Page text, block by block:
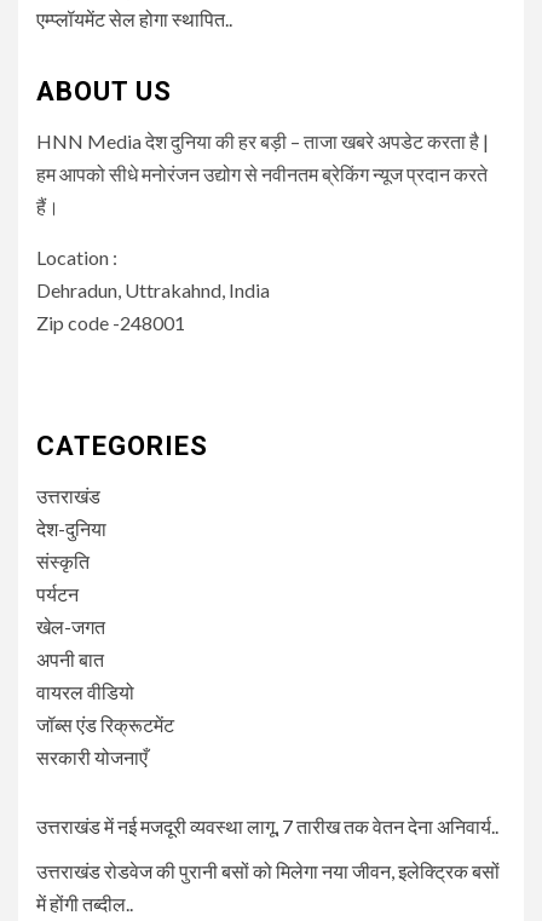
एम्प्लॉयमेंट सेल होगा स्थापित..
ABOUT US
HNN Media देश दुनिया की हर बड़ी – ताजा खबरे अपडेट करता है |
हम आपको सीधे मनोरंजन उद्योग से नवीनतम ब्रेकिंग न्यूज प्रदान करते
हैं।
Location :
Dehradun, Uttrakahnd, India
Zip code -248001
CATEGORIES
उत्तराखंड
देश-दुनिया
संस्कृति
पर्यटन
खेल-जगत
अपनी बात
वायरल वीडियो
जॉब्स एंड रिक्रूटमेंट
सरकारी योजनाएँ
उत्तराखंड में नई मजदूरी व्यवस्था लागू, 7 तारीख तक वेतन देना अनिवार्य..
उत्तराखंड रोडवेज की पुरानी बसों को मिलेगा नया जीवन, इलेक्ट्रिक बसों
में होंगी तब्दील..